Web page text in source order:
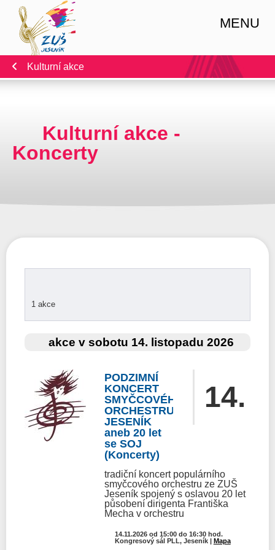
MENU
Kulturní akce
Kulturní akce -
Koncerty
1 akce
akce v sobotu 14. listopadu 2026
14.
PODZIMNÍ
KONCERT
SMYČCOVÉHO
ORCHESTRU
JESENÍK
aneb 20 let
se SOJ
(Koncerty)
tradiční koncert populárního
smyčcového orchestru ze ZUŠ
Jeseník spojený s oslavou 20 let
působení dirigenta Františka
Mecha v orchestru
14.11.2026 od 15:00 do 16:30 hod.
Kongresový sál PLL, Jeseník | Mapa